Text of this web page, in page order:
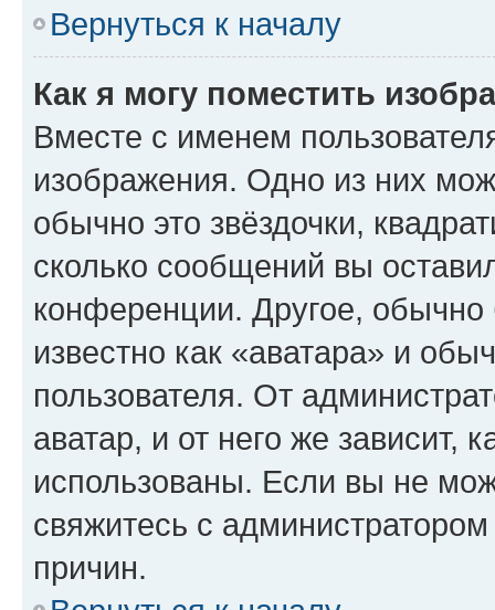
Вернуться к началу
Как я могу поместить
Вместе с именем
изображения. Одно из них
обычно это звёздочки,
сколько сообщений вы
конференции. Другое,
известно как «аватара» и
пользователя. От
аватар, и от него же зависит,
использованы. Если вы не
свяжитесь с
причин.